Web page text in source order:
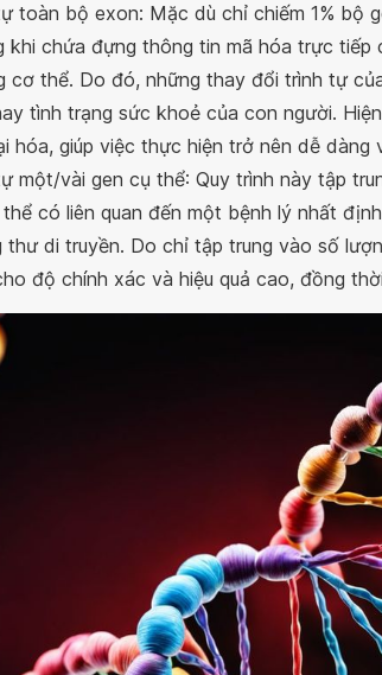
toàn bộ exon: Mặc dù chỉ chiếm 1% bộ
khi chứa đựng thông tin mã hóa trực
cơ thể. Do đó, những thay đổi trình tự
tình trạng sức khoẻ của con người.
hóa, giúp việc thực hiện trở nên dễ dàng
một/vài gen cụ thể: Quy trình này tập
có liên quan đến một bệnh lý nhất
thư di truyền. Do chỉ tập trung vào số
độ chính xác và hiệu quả cao, đồng